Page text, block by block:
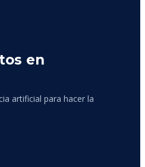
en
artificial para hacer la